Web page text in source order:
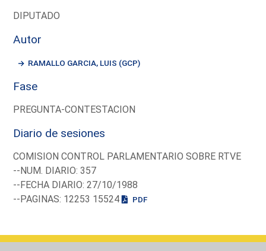
DIPUTADO
Autor
RAMALLO GARCIA, LUIS (GCP)
Fase
PREGUNTA-CONTESTACION
Diario de sesiones
COMISION CONTROL PARLAMENTARIO SOBRE RTVE
--NUM. DIARIO: 357
--FECHA DIARIO: 27/10/1988
--PAGINAS: 12253 15524
PDF